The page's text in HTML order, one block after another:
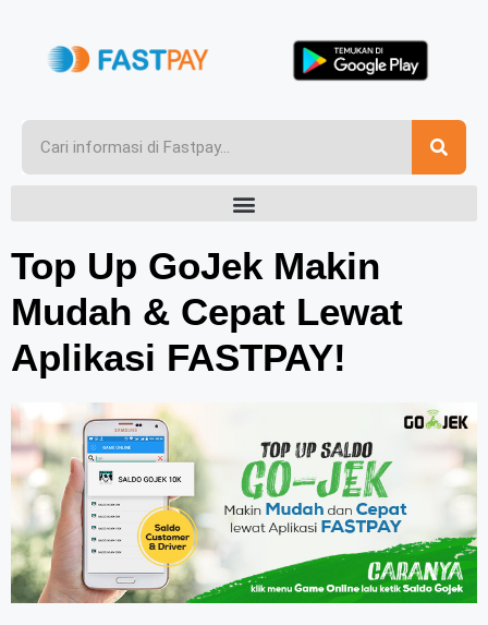
Top Up GoJek Makin
Mudah & Cepat Lewat
Aplikasi FASTPAY!